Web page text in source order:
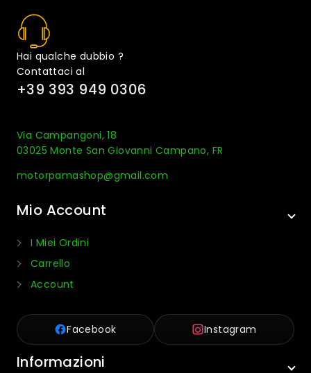
Hai qualche dubbio ?
Contattaci al
+39 393 949 0306
Via Campangoni, 18
03025 Monte San Giovanni Campano, FR
motorpamashop@gmail.com
Mio Account
I Miei Ordini
Carrello
Account
Facebook Instagram
Informazioni